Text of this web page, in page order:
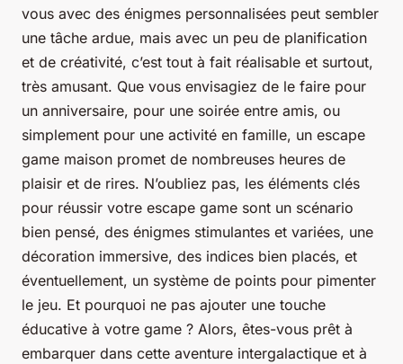
vous avec des énigmes personnalisées peut sembler
une tâche ardue, mais avec un peu de planification
et de créativité, c’est tout à fait réalisable et surtout,
très amusant. Que vous envisagiez de le faire pour
un anniversaire, pour une soirée entre amis, ou
simplement pour une activité en famille, un escape
game maison promet de nombreuses heures de
plaisir et de rires. N’oubliez pas, les éléments clés
pour réussir votre escape game sont un scénario
bien pensé, des énigmes stimulantes et variées, une
décoration immersive, des indices bien placés, et
éventuellement, un système de points pour pimenter
le jeu. Et pourquoi ne pas ajouter une touche
éducative à votre game ? Alors, êtes-vous prêt à
embarquer dans cette aventure intergalactique et à